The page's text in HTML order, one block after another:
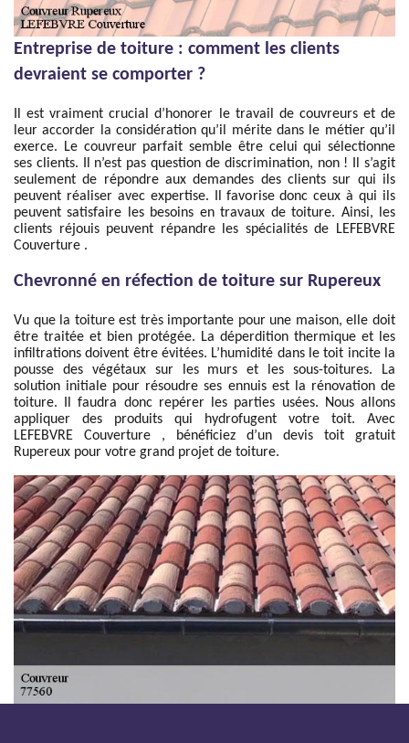
Entreprise de toiture : comment les clients
devraient se comporter ?
Il est vraiment crucial d’honorer le travail de couvreurs et de
leur accorder la considération qu’il mérite dans le métier qu’il
exerce. Le couvreur parfait semble être celui qui sélectionne
ses clients. Il n’est pas question de discrimination, non ! Il s’agit
seulement de répondre aux demandes des clients sur qui ils
peuvent réaliser avec expertise. Il favorise donc ceux à qui ils
peuvent satisfaire les besoins en travaux de toiture. Ainsi, les
clients réjouis peuvent répandre les spécialités de LEFEBVRE
Couverture .
Chevronné en réfection de toiture sur Rupereux
Vu que la toiture est très importante pour une maison, elle doit
être traitée et bien protégée. La déperdition thermique et les
infiltrations doivent être évitées. L’humidité dans le toit incite la
pousse des végétaux sur les murs et les sous-toitures. La
solution initiale pour résoudre ses ennuis est la rénovation de
toiture. Il faudra donc repérer les parties usées. Nous allons
appliquer des produits qui hydrofugent votre toit. Avec
LEFEBVRE Couverture , bénéficiez d’un devis toit gratuit
Rupereux pour votre grand projet de toiture.